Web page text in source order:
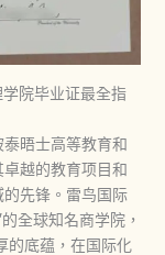
院毕业证最全指
晤士高等教育和
越的教育项目和
先锋。雷鸟国际
全球知名商学院，
的底蕴，在国际化